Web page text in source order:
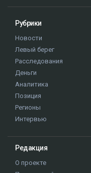
Рубрики
Новости
Левый берег
Расследования
Деньги
Аналитика
Позиция
Регионы
Интервью
Редакция
О проекте